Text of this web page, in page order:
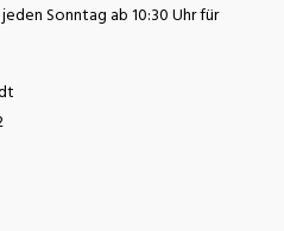
Sonntag ab 10:30 Uhr für